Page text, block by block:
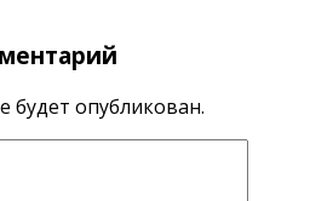
будет опубликован.